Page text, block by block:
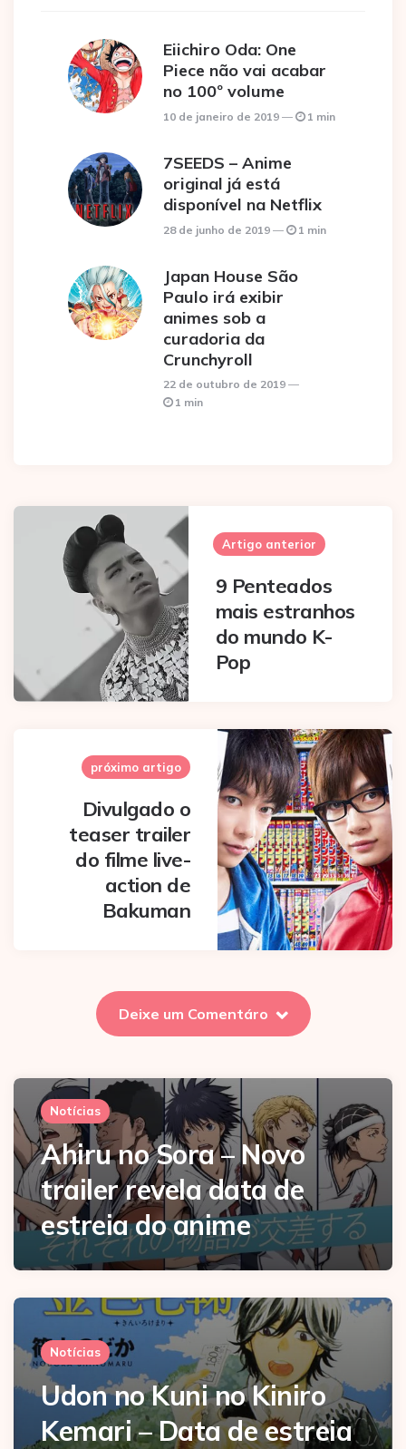
Eiichiro Oda: One
Piece não vai acabar
no 100º volume
10 de janeiro de 2019 1 min
7SEEDS – Anime
original já está
disponível na Netflix
28 de junho de 2019 1 min
Japan House São
Paulo irá exibir
animes sob a
curadoria da
Crunchyroll
22 de outubro de 2019
1 min
Post
navigation
Artigo anterior
9 Penteados
mais estranhos
do mundo K-
Pop
próximo artigo
Divulgado o
teaser trailer
do filme live-
action de
Bakuman
Deixe um Comentáro
Notícias
Ahiru no Sora – Novo
trailer revela data de
estreia do anime
Notícias
Udon no Kuni no Kiniro
Kemari – Data de estreia